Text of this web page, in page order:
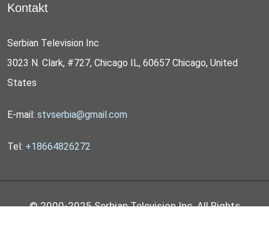
Kontakt
Serbian Television Inc
3023 N. Clark, #727, Chicago IL, 60657 Chicago, United
States
E-mail: stvserbia@gmail.com
Tel: +18664826272
© 2000-2025 Serbian Television Inc. All Rights